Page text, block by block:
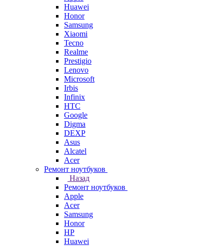
Huawei
Honor
Samsung
Xiaomi
Tecno
Realme
Prestigio
Lenovo
Microsoft
Irbis
Infinix
HTC
Google
Digma
DEXP
Asus
Alcatel
Acer
Ремонт ноутбуков
Назад
Ремонт ноутбуков
Apple
Acer
Samsung
Honor
HP
Huawei